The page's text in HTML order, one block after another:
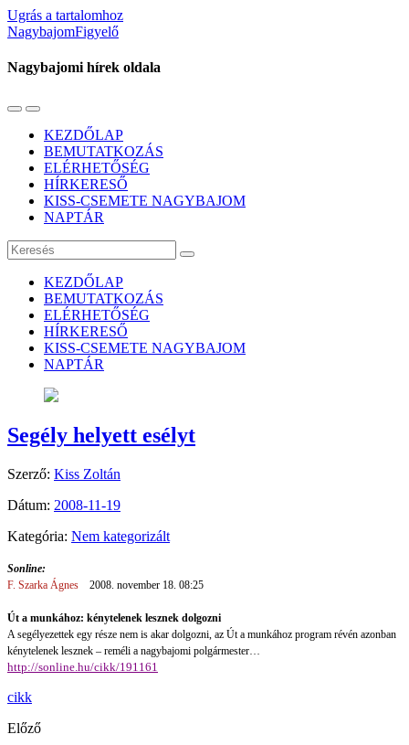
Ugrás a tartalomhoz
NagybajomFigyelő
Nagybajomi hírek oldala
Váltás
mobil
menüre
Használja
keresés
mezőt
KEZDŐLAP
BEMUTATKOZÁS
ELÉRHETŐSÉG
HÍRKERESŐ
KISS-CSEMETE NAGYBAJOM
NAPTÁR
Keresés
KEZDŐLAP
BEMUTATKOZÁS
ELÉRHETŐSÉG
HÍRKERESŐ
KISS-CSEMETE NAGYBAJOM
NAPTÁR
Segély helyett esélyt
Szerző: Kiss Zoltán
Dátum: 2008-11-19
Kategória: Nem kategorizált
Sonline:
F. Szarka Ágnes
2008. november 18. 08:25
Út a munkához: kénytelenek lesznek dolgozni
A segélyezettek egy része nem is akar dolgozni, az Út a munkához program révén azonban
kénytelenek lesznek – reméli a nagybajomi polgármester…
http://sonline.hu/cikk/191161
cikk
Előző